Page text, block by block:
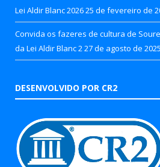
Lei Aldir Blanc 202625 de fevereiro de
Convida os fazeres de cultura de
da Lei Aldir Blanc 227 de agosto de 2025
DESENVOLVIDO POR CR2